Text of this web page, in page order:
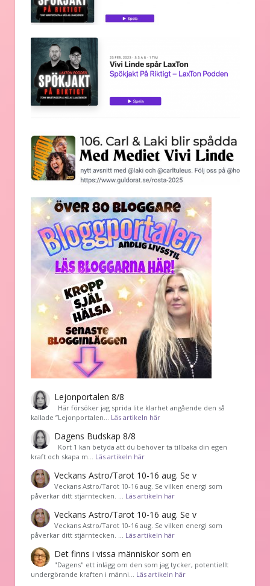
Lejonportalen 8/8
Här försöker jag sprida lite klarhet angående den så
kallade ”Lejonportalen… Läs artikeln här
Dagens Budskap 8/8
Kort 1 kan betyda att du behöver ta tillbaka din egen
kraft och skapa m… Läs artikeln här
Veckans Astro/Tarot 10-16 aug. Se v
Veckans Astro/Tarot 10-16 aug. Se vilken energi som
påverkar ditt stjärntecken. … Läs artikeln här
Veckans Astro/Tarot 10-16 aug. Se v
Veckans Astro/Tarot 10-16 aug. Se vilken energi som
påverkar ditt stjärntecken. … Läs artikeln här
Det finns i vissa människor som en
"Dagens" ett inlägg om den som jag tycker, potentiellt
undergörande kraften i männi… Läs artikeln här